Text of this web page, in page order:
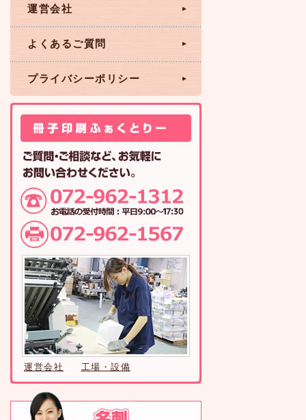
運営会社
よくあるご質問
プライバシーポリシー
運営会社 工場・設備